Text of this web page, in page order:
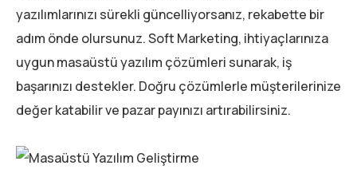
yazılımlarınızı sürekli güncelliyorsanız, rekabette bir
adım önde olursunuz. Soft Marketing, ihtiyaçlarınıza
uygun masaüstü yazılım çözümleri sunarak, iş
başarınızı destekler. Doğru çözümlerle müşterilerinize
değer katabilir ve pazar payınızı artırabilirsiniz.